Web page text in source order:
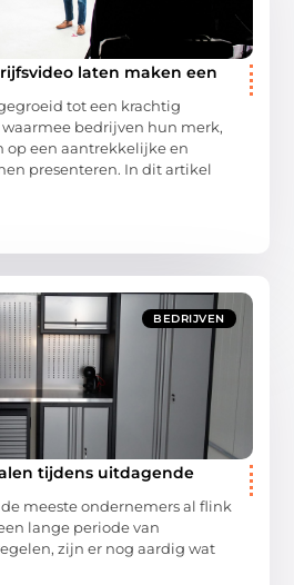
laten maken een
tot een krachtig
bedrijven hun merk,
op een aantrekkelijke en
presenteren. In dit artikel
BEDRIJVEN
tijdens uitdagende
meeste ondernemers al flink
lange periode van
zijn er nog aardig wat